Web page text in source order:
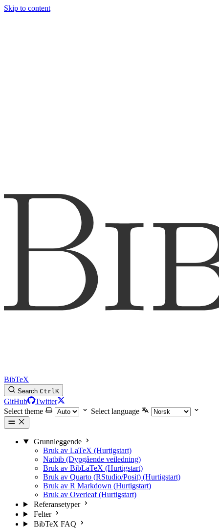
Skip to content
BibTeX
Search CtrlK
GitHub
Twitter
Select theme
Select language
Grunnleggende
Bruk av LaTeX (Hurtigstart)
Natbib (Dypgående veiledning)
Bruk av BibLaTeX (Hurtigstart)
Bruk av Quarto (RStudio/Posit) (Hurtigstart)
Bruk av R Markdown (Hurtigstart)
Bruk av Overleaf (Hurtigstart)
Referansetyper
Felter
BibTeX FAQ